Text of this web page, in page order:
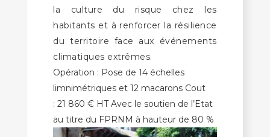
la culture du risque chez les
habitants et à renforcer la résilience
du territoire face aux événements
climatiques extrêmes.
Opération : Pose de 14 échelles
limnimétriques et 12 macarons Cout
: 21 860 € HT Avec le soutien de l’Etat
au titre du FPRNM à hauteur de 80 %